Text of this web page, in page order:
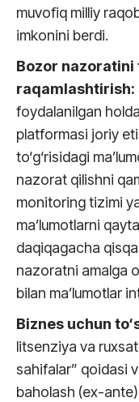
muvofiq milliy
imkonini berdi.
Bozor
raqamlashtirish:
foydalanilgan
platformasi joriy
to‘g‘risidagi
nazorat qilishni
monitoring tizimi
ma’lumotlarni
daqiqagacha
nazoratni amalga
bilan ma’lumotlar
Biznes uchun
litsenziya va
sahifalar” qoidasi
baholash (ex-